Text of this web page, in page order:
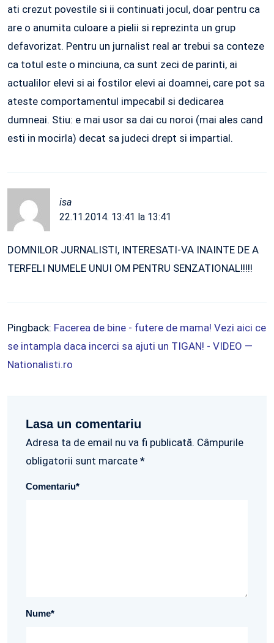
ati crezut povestile si ii continuati jocul, doar pentru ca
are o anumita culoare a pielii si reprezinta un grup
defavorizat. Pentru un jurnalist real ar trebui sa conteze
ca totul este o minciuna, ca sunt zeci de parinti, ai
actualilor elevi si ai fostilor elevi ai doamnei, care pot sa
ateste comportamentul impecabil si dedicarea
dumneai. Stiu: e mai usor sa dai cu noroi (mai ales cand
esti in mocirla) decat sa judeci drept si impartial.
isa
22.11.2014. 13:41 la 13:41
DOMNILOR JURNALISTI, INTERESATI-VA INAINTE DE A
TERFELI NUMELE UNUI OM PENTRU SENZATIONAL!!!!!
Pingback: Facerea de bine - futere de mama! Vezi aici ce
se intampla daca incerci sa ajuti un TIGAN! - VIDEO —
Nationalisti.ro
Lasa un comentariu
Adresa ta de email nu va fi publicată. Câmpurile
obligatorii sunt marcate *
Comentariu*
Nume*